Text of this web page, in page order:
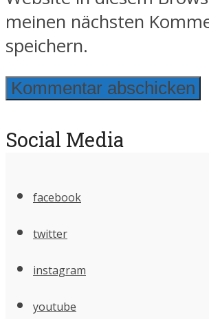
meinen nächsten
speichern.
Social Media
facebook
twitter
instagram
youtube